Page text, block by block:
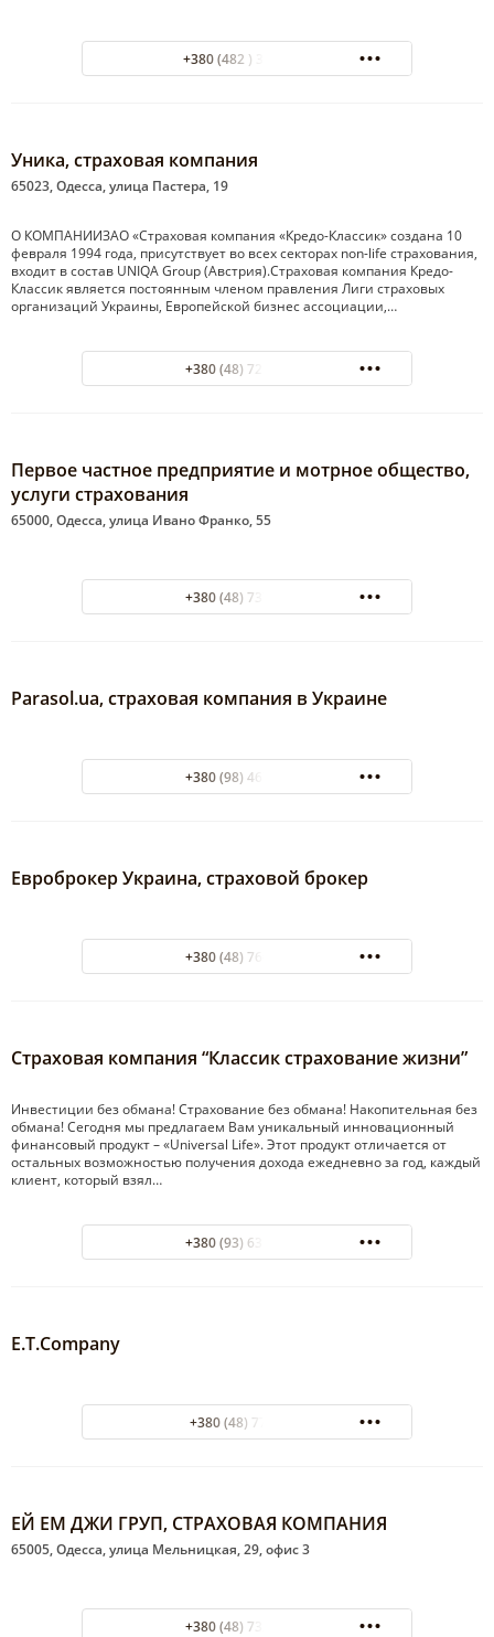
+380 (482 ) 32-94-27
Уника, страховая компания
65023, Одесса, улица Пастера, 19
О КОМПАНИИЗАО «Страховая компания «Кредо-Классик» создана 10
февраля 1994 года, присутствует во всех секторах non-life страхования,
входит в состав UNIQA Group (Австрия).Страховая компания Кредо-
Классик является постоянным членом правления Лиги страховых
организаций Украины, Европейской бизнес ассоциации,…
+380 (48) 723-05-50
Первое частное предприятие и мотрное общество,
услуги страхования
65000, Одесса, улица Ивано Франко, 55
+380 (48) 737-83-29
Parasol.ua, страховая компания в Украине
+380 (98) 467-98-09
Евроброкер Украина, страховой брокер
+380 (48) 760-18-82
Страховая компания “Классик страхование жизни”
Инвестиции без обмана! Страхование без обмана! Накопительная без
обмана! Сегодня мы предлагаем Вам уникальный инновационный
финансовый продукт – «Universal Life». Этот продукт отличается от
остальных возможностью получения дохода ежедневно за год, каждый
клиент, который взял…
+380 (93) 631-17-25
E.T.Company
+380 (48) 7785485
ЕЙ ЕМ ДЖИ ГРУП, СТРАХОВАЯ КОМПАНИЯ
65005, Одесса, улица Мельницкая, 29, офис 3
+380 (48) 732-74-97